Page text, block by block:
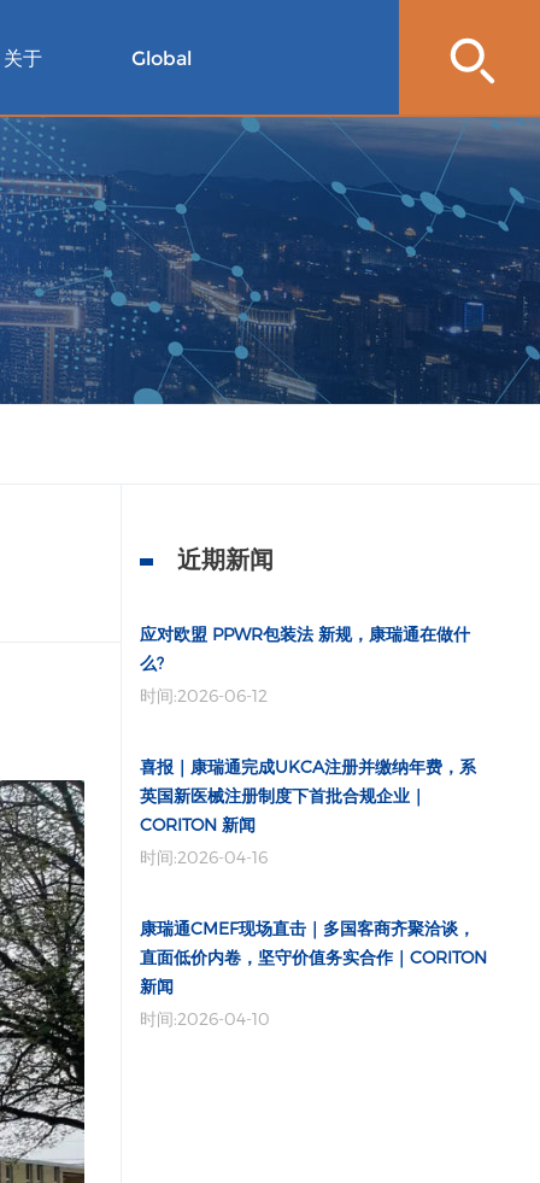
关于 Global
近期新闻
应对欧盟 PPWR包装法 新规，康瑞通在做什
么?
时间:2026-06-12
喜报｜康瑞通完成UKCA注册并缴纳年费，系
英国新医械注册制度下首批合规企业｜
CORITON 新闻
时间:2026-04-16
康瑞通CMEF现场直击｜多国客商齐聚洽谈，
直面低价内卷，坚守价值务实合作｜CORITON
新闻
时间:2026-04-10